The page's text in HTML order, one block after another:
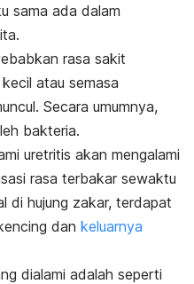
sama ada dalam
rasa sakit
atau semasa
Secara umumnya,
bakteria.
uretritis akan mengalami
rasa terbakar sewaktu
di hujung zakar, terdapat
dan keluarnya
dialami adalah seperti